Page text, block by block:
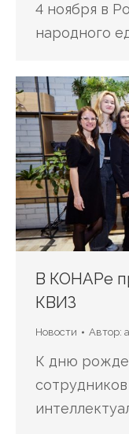
4 ноября в
народного
В КОНАРе
КВИЗ
Новости Автор:
К дню